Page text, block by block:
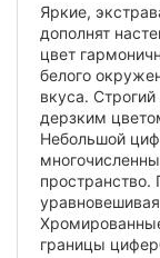
Яркие,
дополнят
цвет
белого
вкуса.
дерзким
Небольшой
пространство.
границы